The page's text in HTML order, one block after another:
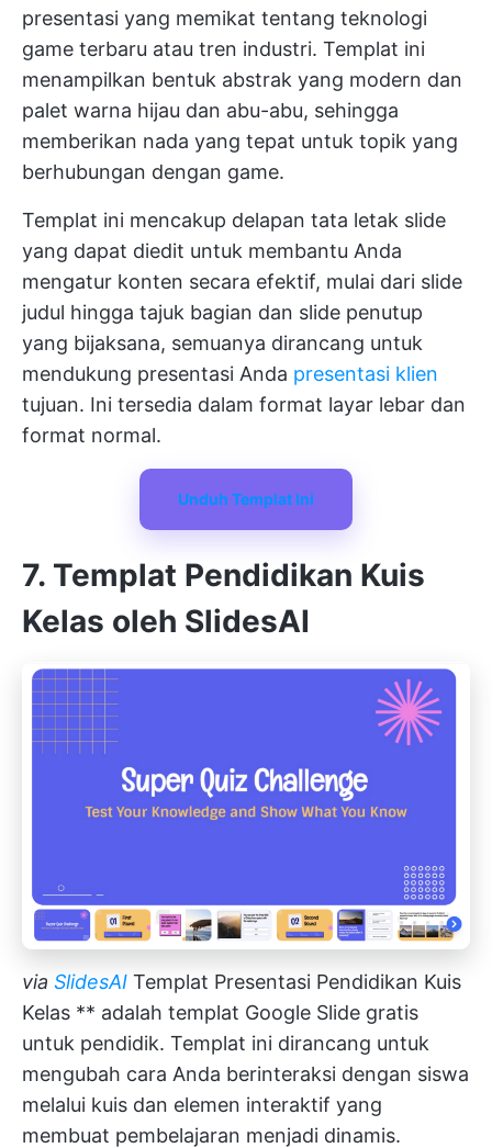
presentasi yang memikat tentang teknologi
game terbaru atau tren industri. Templat ini
menampilkan bentuk abstrak yang modern dan
palet warna hijau dan abu-abu, sehingga
memberikan nada yang tepat untuk topik yang
berhubungan dengan game.
Templat ini mencakup delapan tata letak slide
yang dapat diedit untuk membantu Anda
mengatur konten secara efektif, mulai dari slide
judul hingga tajuk bagian dan slide penutup
yang bijaksana, semuanya dirancang untuk
mendukung presentasi Anda presentasi klien
tujuan. Ini tersedia dalam format layar lebar dan
format normal.
Unduh Templat Ini
7. Templat Pendidikan Kuis
Kelas oleh SlidesAI
via SlidesAI Templat Presentasi Pendidikan Kuis
Kelas ** adalah templat Google Slide gratis
untuk pendidik. Templat ini dirancang untuk
mengubah cara Anda berinteraksi dengan siswa
melalui kuis dan elemen interaktif yang
membuat pembelajaran menjadi dinamis.